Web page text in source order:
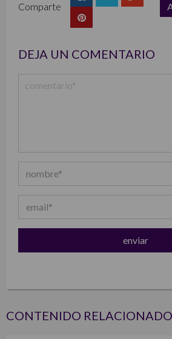
Comparte
DEJA UN COMENTARIO
CONTENIDO RELACIONADO